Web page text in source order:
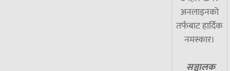
अनलाइनको
तर्फबाट हार्दिक
नमस्कार।
सञ्चालक